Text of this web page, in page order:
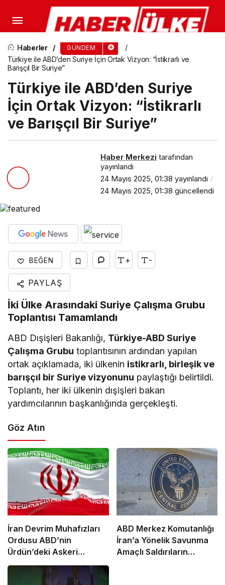
Haberler GÜNDEM
Türkiye ile ABD’den Suriye İçin Ortak Vizyon: “İstikrarlı ve
Barışçıl Bir Suriye”
Türkiye ile ABD’den Suriye
İçin Ortak Vizyon: “İstikrarlı
ve Barışçıl Bir Suriye”
Haber Merkezi tarafından
yayınlandı
24 Mayıs 2025, 01:38 yayınlandı
24 Mayıs 2025, 01:38 güncellendi
BEĞEN + -
PAYLAŞ
İki Ülke Arasındaki Suriye Çalışma Grubu
Toplantısı Tamamlandı
ABD Dışişleri Bakanlığı, Türkiye-ABD Suriye
Çalışma Grubu toplantısının ardından yapılan
ortak açıklamada, iki ülkenin istikrarlı, birleşik ve
barışçıl bir Suriye vizyonunu paylaştığı belirtildi.
Toplantı, her iki ülkenin dışişleri bakan
yardımcılarının başkanlığında gerçekleşti.
Göz Atın
İran Devrim Muhafızları
Ordusu ABD’nin
Ürdün’deki Askeri
Üssünü Vurdu
ABD Merkez Komutanlığı
İran’a Yönelik Savunma
Amaçlı Saldırıların
BM: Esad Rejiminin Çöküşü Sonrası 1,5 Milyon
Suriyeli Evine Döndü